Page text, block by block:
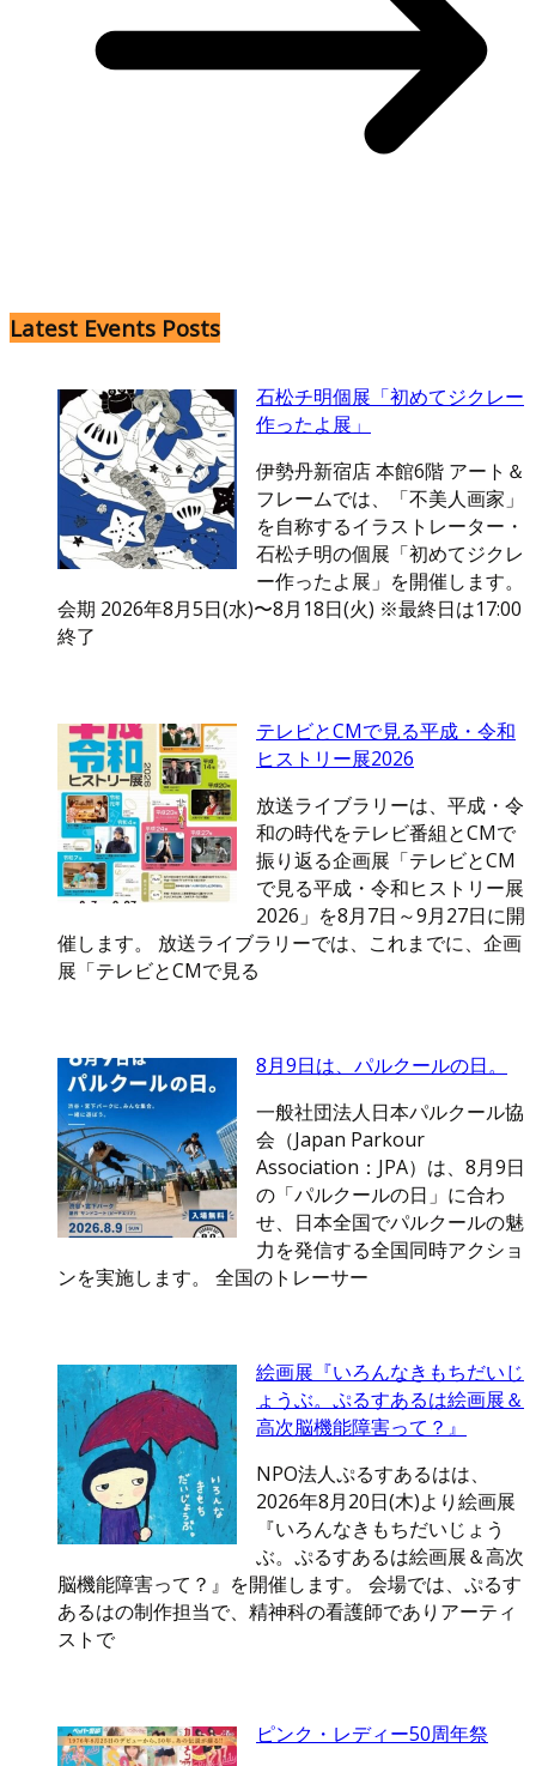
Latest Events Posts
石松チ明個展「初めてジクレー
作ったよ展」
伊勢丹新宿店 本館6階 アート＆
フレームでは、「不美人画家」
を自称するイラストレーター・
石松チ明の個展「初めてジクレ
ー作ったよ展」を開催します。
会期 2026年8月5日(水)〜8月18日(火) ※最終日は17:00
終了
テレビとCMで見る平成・令和
ヒストリー展2026
放送ライブラリーは、平成・令
和の時代をテレビ番組とCMで
振り返る企画展「テレビとCM
で見る平成・令和ヒストリー展
2026」を8月7日～9月27日に開
催します。 放送ライブラリーでは、これまでに、企画
展「テレビとCMで見る
8月9日は、パルクールの日。
一般社団法人日本パルクール協
会（Japan Parkour
Association：JPA）は、8月9日
の「パルクールの日」に合わ
せ、日本全国でパルクールの魅
力を発信する全国同時アクショ
ンを実施します。 全国のトレーサー
絵画展『いろんなきもちだいじ
ょうぶ。ぷるすあるは絵画展＆
高次脳機能障害って？』
NPO法人ぷるすあるはは、
2026年8月20日(木)より絵画展
『いろんなきもちだいじょう
ぶ。ぷるすあるは絵画展＆高次
脳機能障害って？』を開催します。 会場では、ぷるす
あるはの制作担当で、精神科の看護師でありアーティ
ストで
ピンク・レディー50周年祭